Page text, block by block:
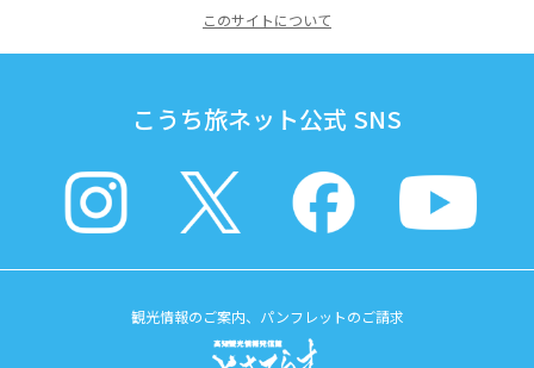
このサイトについて
こうち旅ネット公式 SNS
観光情報のご案内、パンフレットのご請求